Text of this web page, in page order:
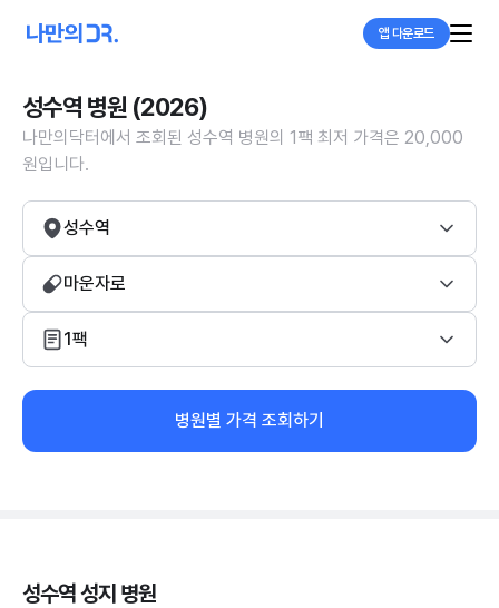
앱 다운로드
성수역 병원 (2026)
나만의닥터에서 조회된 성수역 병원의 1팩 최저 가격은 20,000
원입니다.
성수역
마운자로
1팩
병원별 가격 조회하기
성수역 성지 병원